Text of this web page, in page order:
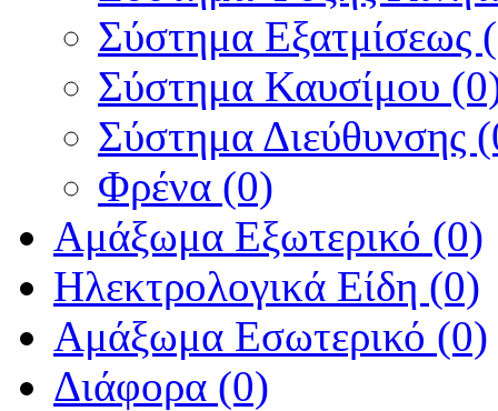
Σύστημα Εξατμίσεως
Σύστημα Καυσίμου
Σύστημα Διεύθυνσης
Φρένα (0)
Αμάξωμα Εξωτερικό (0)
Ηλεκτρολογικά Είδη (0)
Αμάξωμα Εσωτερικό (0)
Διάφορα (0)